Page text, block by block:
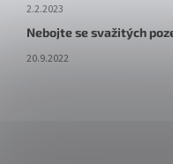
2.2.2023
Nebojte se svažitých
20.9.2022